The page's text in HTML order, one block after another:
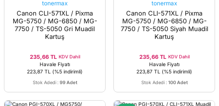
tonermax
Canon CLI-571XL / Pixma
MG-5750 / MG-6850 / MG-
7750 / TS-5050 Gri Muadil
Kartuş
235,66 TL KDV Dahil
Havale Fiyatı
223,87 TL (%5 indirimli)
Stok Adedi : 99 Adet
tonermax
Canon CLI-571XL / Pixma
MG-5750 / MG-6850 / MG-
7750 / TS-5050 Siyah Muadil
Kartuş
235,66 TL KDV Dahil
Havale Fiyatı
223,87 TL (%5 indirimli)
Stok Adedi : 100 Adet